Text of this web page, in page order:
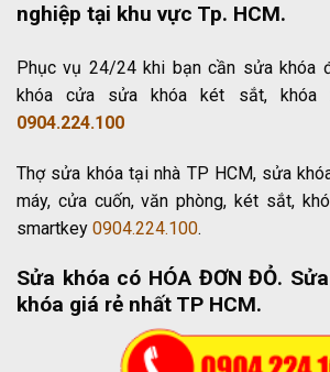
nghiệp tại khu vực Tp. HCM.
Phục vụ 24/24 khi bạn cần sửa khóa
khóa cửa sửa khóa két sắt, khóa
0904.224.100
Thợ sửa khóa tại nhà TP HCM, sửa
máy, cửa cuốn, văn phòng, két sắt,
smartkey 0904.224.100.
Sửa khóa có HÓA ĐƠN ĐỎ.
khóa giá rẻ nhất TP HCM.